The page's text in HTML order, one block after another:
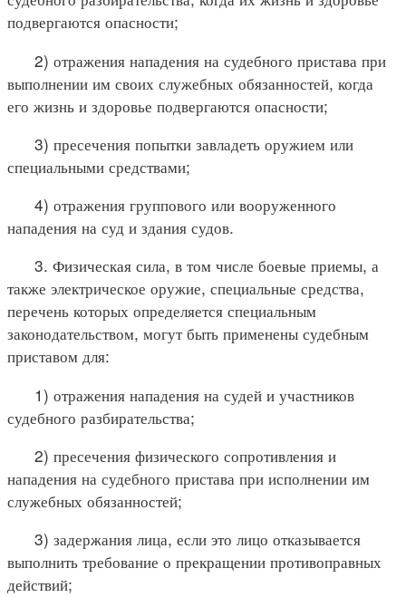
подвергаются опасности;
2) отражения нападения на судебного пристава при
выполнении им своих служебных обязанностей, когда
его жизнь и здоровье подвергаются опасности;
3) пресечения попытки завладеть оружием или
специальными средствами;
4) отражения группового или вооруженного
нападения на суд и здания судов.
3. Физическая сила, в том числе боевые приемы, а
также электрическое оружие, специальные средства,
перечень которых определяется специальным
законодательством, могут быть применены судебным
приставом для:
1) отражения нападения на судей и участников
судебного разбирательства;
2) пресечения физического сопротивления и
нападения на судебного пристава при исполнении им
служебных обязанностей;
3) задержания лица, если это лицо отказывается
выполнить требование о прекращении противоправных
действий;